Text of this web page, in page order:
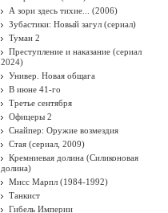
А зори здесь тихие... (2006)
Зубастики: Новый загул (сериал)
Туман 2
Преступление и наказание (сериал
2024)
Универ. Новая общага
В июне 41-го
Третье сентября
Офицеры 2
Снайпер: Оружие возмездия
Стая (сериал, 2009)
Кремниевая долина (Силиконовая
долина)
Мисс Марпл (1984-1992)
Танкист
Гибель Империи